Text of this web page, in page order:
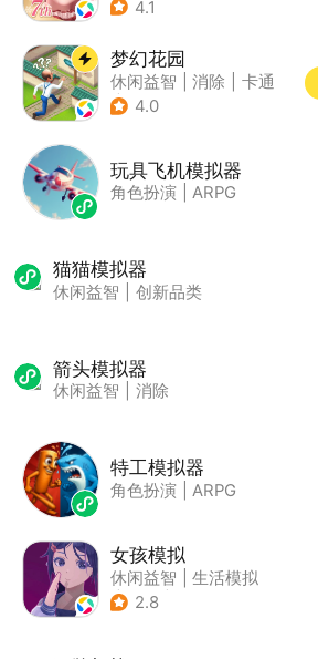
| 女性向
4.1
梦幻花园
休闲益智 消除
卡通
| 创梦天地
4.0
玩具飞机模拟器
角色扮演 ARPG
猫猫模拟器
休闲益智 创新品类
箭头模拟器
休闲益智 消除
特工模拟器
角色扮演 ARPG
女孩模拟
休闲益智
生活模拟
| 校园
2.8